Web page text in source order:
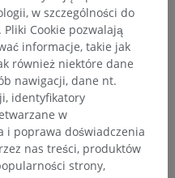
w szczególności do
Cookie pozwalają
informacje, takie jak
również niektóre dane
nawigacji, dane nt.
identyfikatory
w
i poprawa doświadczenia
nas treści, produktów
strony,